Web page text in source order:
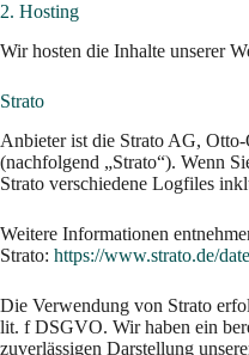
2. Hosting
Wir hosten die Inhalte unserer
Strato
Anbieter ist die Strato AG,
(nachfolgend „Strato“). Wenn
Strato verschiedene Logfiles
Weitere Informationen
Strato: https://www.strato.de/
Die Verwendung von Strato
lit. f DSGVO. Wir haben ein
zuverlässigen Darstellung